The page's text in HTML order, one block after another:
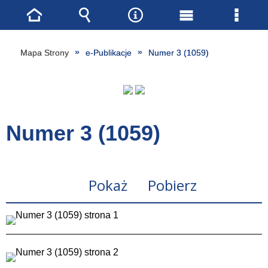
Mapa Strony e-Publikacje Numer 3 (1059)
Numer 3 (1059)
Pokaż Pobierz
Strona
główna
Wyszukiwarka
NarzędziaMenu
główne
Menu